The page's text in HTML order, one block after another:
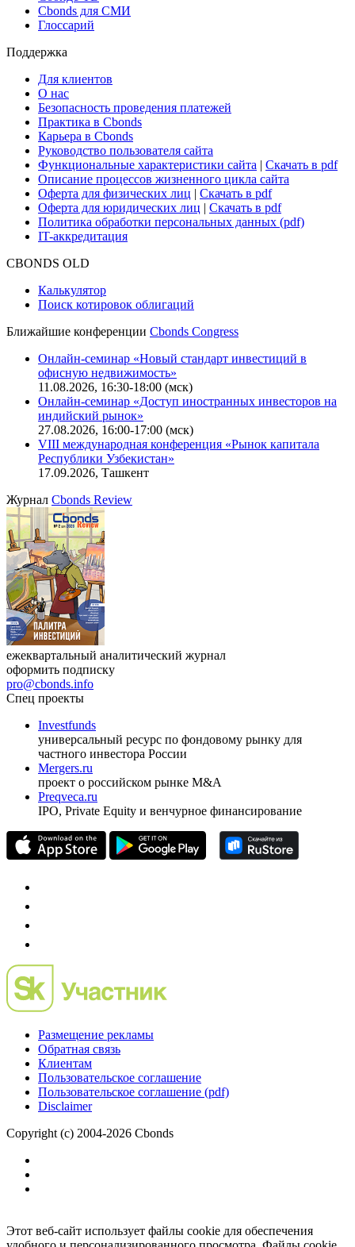
Новости рынка
Research Hub
Cbonds Review
Сбондс-ТВ
Глоссарий
Поддержка
Для клиентов
О нас
Безопасность проведения платежей
Практика в Cbonds
Карьера в Cbonds
Руководство пользователя сайта
Функциональные характеристики сайта|Скачать в pdf
Описание процессов жизненного цикла сайта
Оферта для физических лиц
Оферта для юридических лиц
IT-аккредитация
Поиск котировок облигаций
Ближайшие конференцииCbonds Congress
Онлайн-семинар «Новый стандарт инвестиций в
офисную недвижимость»
11.08.2026, 16:30-18:00 (мск)
Онлайн-семинар «Доступ иностранных инвесторов на
индийский рынок»
VIII международная конференция «Рынок капитала
Республики Узбекистан»
17.09.2026, Ташкент
ЖурналCbonds Review
ежеквартальный аналитический журнал
оформить подписку
pro@cbonds.info
Спец проекты
Investfunds
универсальный ресурс по фондовому рынку для
частного инвестора России
проект о российском рынке M&A
Preqveca.ru
Размещение рекламы
Обратная связь
Пользовательское соглашение
Copyright (c) 2004-2026 Cbonds